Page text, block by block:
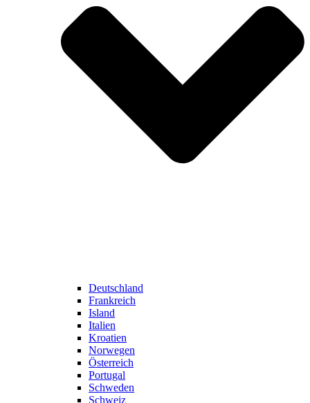
Deutschland
Frankreich
Island
Italien
Kroatien
Norwegen
Österreich
Portugal
Schweden
Schweiz